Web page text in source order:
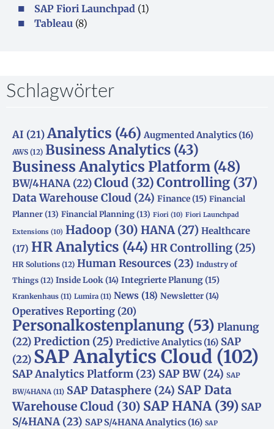
SAP Fiori Launchpad (1)
Tableau (8)
Schlagwörter
AI (21) Analytics (46) Augmented Analytics(16)
AWS (12) Business Analytics (43)
Business Analytics Platform (48)
BW/4HANA (22)Cloud (32) Controlling (37)
Data Warehouse Cloud (24) Finance(15) Financial
Planner(13) Financial Planning(13) Fiori (10) Fiori Launchpad
Extensions (10) Hadoop (30) HANA (27) Healthcare
(17) HR Analytics (44) HR Controlling (25)
HR Solutions (12) Human Resources (23) Industry of
Things (12) Inside Look(14) Integrierte Planung(15)
Krankenhaus (11) Lumira (11) News (18) Newsletter(14)
Operatives Reporting (20)
Personalkostenplanung (53) Planung
(22)Prediction (25) Predictive Analytics(16) SAP
(22) SAP Analytics Cloud (102)
SAP Analytics Platform (23) SAP BW(24) SAP
BW/4HANA (11) SAP Datasphere (24) SAP Data
Warehouse Cloud (30) SAP HANA(39) SAP
S/4HANA(23) SAP S/4HANA Analytics(16) SAP